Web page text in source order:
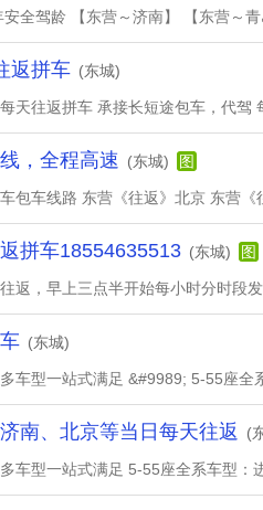
全驾龄 【东营～济南】 【东营～青
返拼车 (东城)
天往返拼车 承接长短途包车，代驾
，全程高速 (东城) 图
包车线路 东营《往返》北京 东营《
拼车18554635513 (东城) 图
返，早上三点半开始每小时分时段
(东城)
车型一站式满足 &#9989; 5-55座全
南、北京等当日每天往返 (
车型一站式满足 5-55座全系车型：